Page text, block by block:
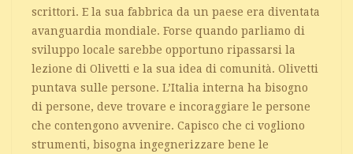
scrittori. E la sua fabbrica da un paese era diventata
avanguardia mondiale. Forse quando parliamo di
sviluppo locale sarebbe opportuno ripassarsi la
lezione di Olivetti e la sua idea di comunità. Olivetti
puntava sulle persone. L’Italia interna ha bisogno
di persone, deve trovare e incoraggiare le persone
che contengono avvenire. Capisco che ci vogliono
strumenti, bisogna ingegnerizzare bene le